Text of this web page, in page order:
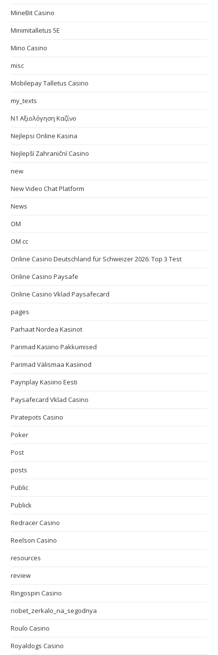
MineBit Casino
Minimitalletus 5E
Mino Casino
misc
Mobilepay Talletus Casino
my_texts
N1 Αξιολόγηση Καζίνο
Nejlepsi Online Kasina
Nejlepší Zahraniční Casino
new
New Video Chat Platform
News
OM
OM cc
Online Casino Deutschland für Schweizer 2026: Top 3 Test
Online Casino Paysafe
Online Casino Vklad Paysafecard
pages
Parhaat Nordea Kasinot
Parimad Kasiino Pakkumised
Parimad Välismaa Kasiinod
Paynplay Kasiino Eesti
Paysafecard Vklad Casino
Piratepots Casino
Poker
Post
posts
Public
Publick
Redracer Casino
Reelson Casino
resources
review
Ringospin Casino
riobet_zerkalo_na_segodnya
Roulo Casino
Royaldogs Casino